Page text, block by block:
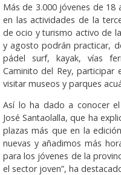
Más de 3.000 jóvenes de 18
en las actividades de la
de ocio y turismo activo de
y agosto podrán practicar,
pádel surf, kayak, vías
Caminito del Rey,
visitar museos y parques
Así lo ha dado a conocer
José Santaolalla, que ha
plazas más que en la
nuevas y añadimos más
para los jóvenes de la
el sector joven”, ha